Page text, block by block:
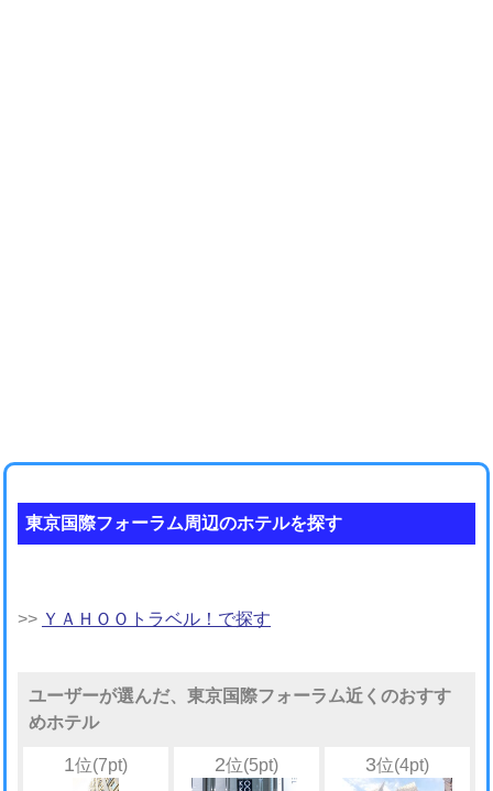
東京国際フォーラム周辺のホテルを探す
>> ＹＡＨＯＯトラベル！で探す
ユーザーが選んだ、東京国際フォーラム近くのおすす
めホテル
1位(7pt) 2位(5pt) 3位(4pt)